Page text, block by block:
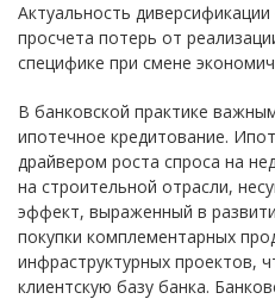
Актуальность
просчета потерь от
специфике при смене
В банковской практике
ипотечное кредитование.
драйвером роста спроса на
на строительной отрасли,
эффект, выраженный в
покупки комплементарных
инфраструктурных проектов,
клиентскую базу банка.